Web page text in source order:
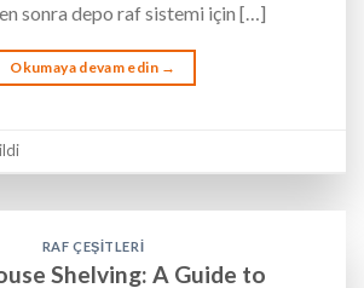
sonra depo raf sistemi için […]
Okumaya devam edin →
RAF ÇEŞITLERI
Shelving: A Guide to